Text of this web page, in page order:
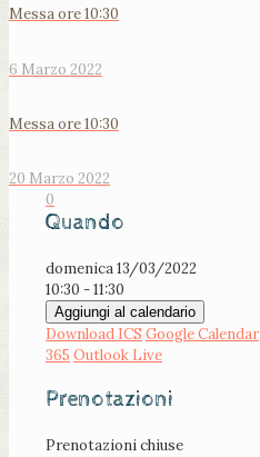
Messa ore 10:30
6 Marzo 2022
Messa ore 10:30
20 Marzo 2022
0
Quando
domenica 13/03/2022
10:30 - 11:30
Aggiungi al calendario
Download ICS Google Calendar
365 Outlook Live
Prenotazioni
Prenotazioni chiuse